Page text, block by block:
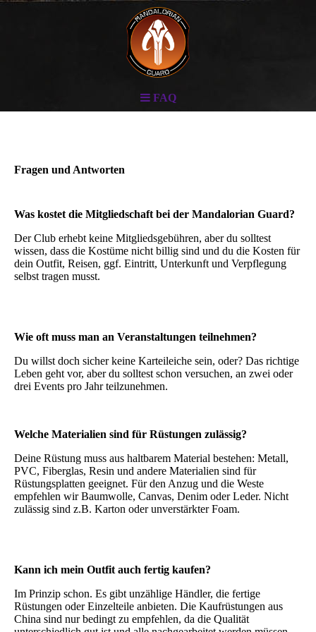
FAQ
Fragen und Antworten
Was kostet die Mitgliedschaft bei der Mandalorian Guard?
Der Club erhebt keine Mitgliedsgebühren, aber du solltest
wissen, dass die Kostüme nicht billig sind und du die Kosten für
dein Outfit, Reisen, ggf. Eintritt, Unterkunft und Verpflegung
selbst tragen musst.
Wie oft muss man an Veranstaltungen teilnehmen?
Du willst doch sicher keine Karteileiche sein, oder? Das richtige
Leben geht vor, aber du solltest schon versuchen, an zwei oder
drei Events pro Jahr teilzunehmen.
Welche Materialien sind für Rüstungen zulässig?
Deine Rüstung muss aus haltbarem Material bestehen: Metall,
PVC, Fiberglas, Resin und andere Materialien sind für
Rüstungsplatten geeignet. Für den Anzug und die Weste
empfehlen wir Baumwolle, Canvas, Denim oder Leder. Nicht
zulässig sind z.B. Karton oder unverstärkter Foam.
Kann ich mein Outfit auch fertig kaufen?
Im Prinzip schon. Es gibt unzählige Händler, die fertige
Rüstungen oder Einzelteile anbieten. Die Kaufrüstungen aus
China sind nur bedingt zu empfehlen, da die Qualität